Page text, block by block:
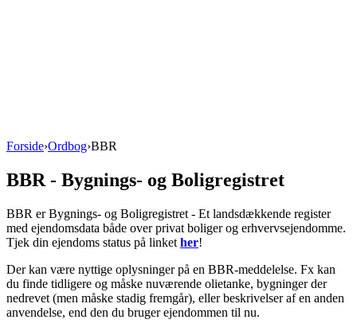
Forside›Ordbog›BBR
BBR - Bygnings- og Boligregistret
BBR er Bygnings- og Boligregistret - Et landsdækkende register
med ejendomsdata både over privat boliger og erhvervsejendomme.
Tjek din ejendoms status på linket her!
Der kan være nyttige oplysninger på en BBR-meddelelse. Fx kan
du finde tidligere og måske nuværende olietanke, bygninger der
nedrevet (men måske stadig fremgår), eller beskrivelser af en anden
anvendelse, end den du bruger ejendommen til nu.